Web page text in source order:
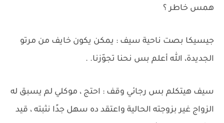
همس خاطر ؟
جيسيكا بصت ناحية سيف : يمكن يكون خايف من مرتو
الجديدة، الله أعلم بس نحنا تجوّزنا. .
سيف هيتكلم بس رجائي وقف : احتج ، موكلي لم يسبق له
الزواج غير بزوجته الحالية واعتقد ده سهل جدًا نثبته ، قيد